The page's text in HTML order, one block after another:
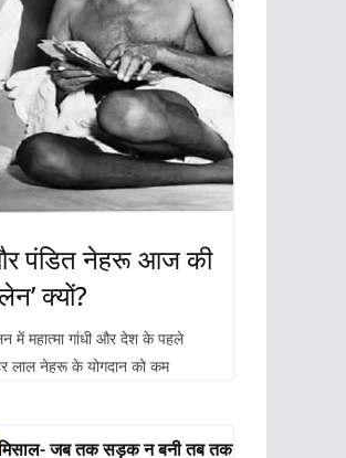
और पंडित नेहरू आज की
क्यों?
में महात्मा गांधी और देश के पहले
लाल नेहरू के योगदान को कम
जब तक सड़क न बनी तब तक